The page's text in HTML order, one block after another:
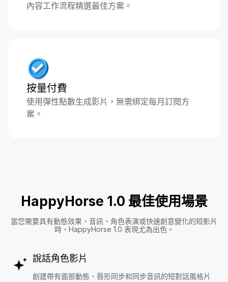
內容工作流程精選最佳方案。
按量付費
使用彈性點數生成影片，無需綁定每月訂閱方
案。
HappyHorse 1.0 最佳使用場景
當您需要具有動態效果、音訊、角色表演或快速創意變化的短影片
時，HappyHorse 1.0 表現尤為出色。
說話角色影片
創建帶有面部動態、唇形同步和同步音訊的短對話風格片